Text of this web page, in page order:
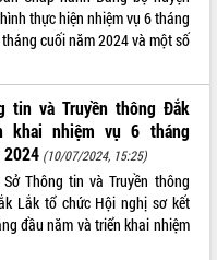
thực hiện nhiệm vụ 6 tháng
cuối năm 2024 và một số
tin và Truyền thông Đắk
khai nhiệm vụ 6 tháng
(10/07/2024, 15:25)
Thông tin và Truyền thông
Lắk tổ chức Hội nghị sơ kết
đầu năm và triển khai nhiệm